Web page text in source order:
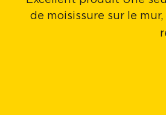
de moisissure sur le